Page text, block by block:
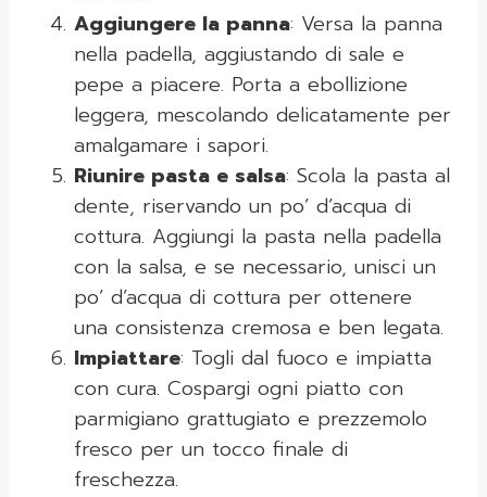
Aggiungere la panna: Versa la panna
nella padella, aggiustando di sale e
pepe a piacere. Porta a ebollizione
leggera, mescolando delicatamente per
amalgamare i sapori.
Riunire pasta e salsa: Scola la pasta al
dente, riservando un po’ d’acqua di
cottura. Aggiungi la pasta nella padella
con la salsa, e se necessario, unisci un
po’ d’acqua di cottura per ottenere
una consistenza cremosa e ben legata.
Impiattare: Togli dal fuoco e impiatta
con cura. Cospargi ogni piatto con
parmigiano grattugiato e prezzemolo
fresco per un tocco finale di
freschezza.